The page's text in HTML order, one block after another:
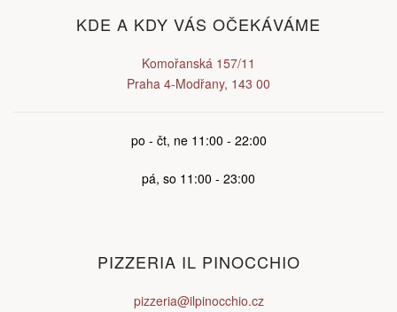
KDE A KDY VÁS OČEKÁVÁME
Komořanská 157/11
Praha 4-Modřany, 143 00
po - čt, ne 11:00 - 22:00
pá, so 11:00 - 23:00
PIZZERIA IL PINOCCHIO
pizzeria@ilpinocchio.cz